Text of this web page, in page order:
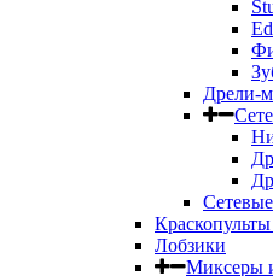
Дрели-
Лобзики
Миксеры